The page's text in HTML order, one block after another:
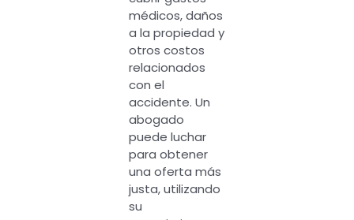
médicos, daños
a la propiedad y
otros costos
relacionados
con el
accidente. Un
abogado
puede luchar
para obtener
una oferta más
justa, utilizando
su